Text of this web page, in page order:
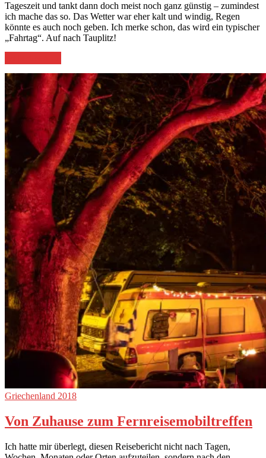
Tageszeit und tankt dann doch meist noch ganz günstig – zumindest
ich mache das so. Das Wetter war eher kalt und windig, Regen
könnte es auch noch geben. Ich merke schon, das wird ein typischer
„Fahrtag“. Auf nach Tauplitz!
nach
Tauplitz“
Griechenland 2018
Von Zuhause zum Fernreisemobiltreffen
Ich hatte mir überlegt, diesen Reisebericht nicht nach Tagen,